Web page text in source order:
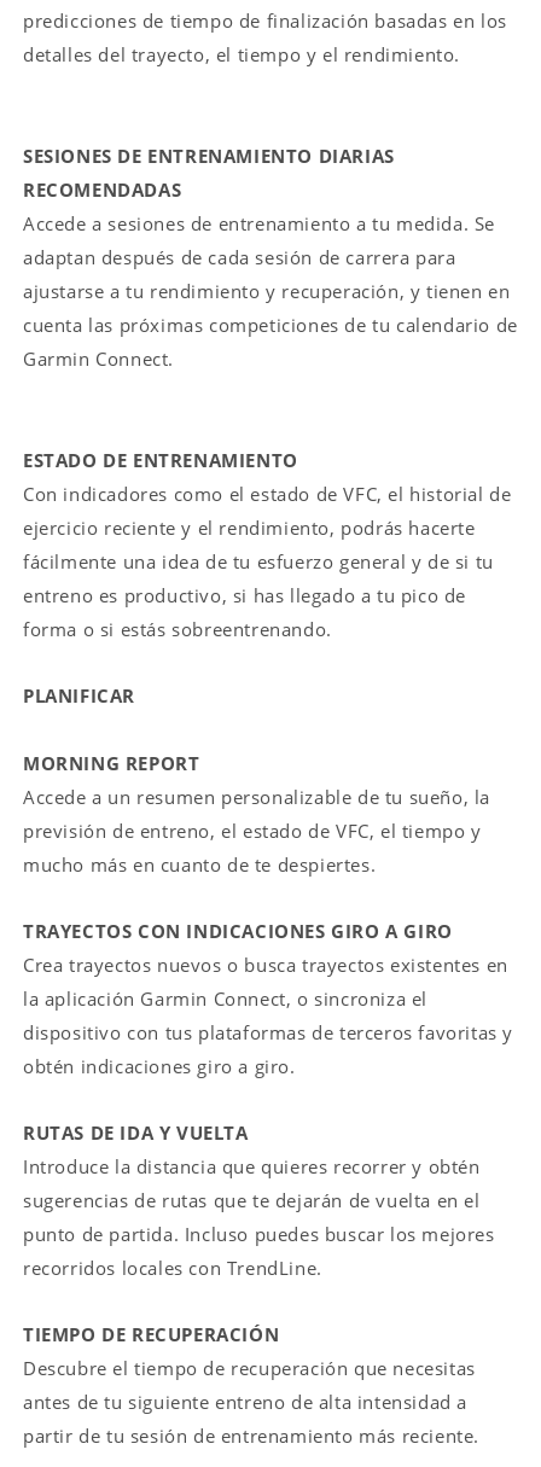
predicciones de tiempo de finalización basadas en los
detalles del trayecto, el tiempo y el rendimiento.
SESIONES DE ENTRENAMIENTO DIARIAS
RECOMENDADAS
Accede a sesiones de entrenamiento a tu medida. Se
adaptan después de cada sesión de carrera para
ajustarse a tu rendimiento y recuperación, y tienen en
cuenta las próximas competiciones de tu calendario de
Garmin Connect.
ESTADO DE ENTRENAMIENTO
Con indicadores como el estado de VFC, el historial de
ejercicio reciente y el rendimiento, podrás hacerte
fácilmente una idea de tu esfuerzo general y de si tu
entreno es productivo, si has llegado a tu pico de
forma o si estás sobreentrenando.
PLANIFICAR
MORNING REPORT
Accede a un resumen personalizable de tu sueño, la
previsión de entreno, el estado de VFC, el tiempo y
mucho más en cuanto de te despiertes.
TRAYECTOS CON INDICACIONES GIRO A GIRO
Crea trayectos nuevos o busca trayectos existentes en
la aplicación Garmin Connect, o sincroniza el
dispositivo con tus plataformas de terceros favoritas y
obtén indicaciones giro a giro.
RUTAS DE IDA Y VUELTA
Introduce la distancia que quieres recorrer y obtén
sugerencias de rutas que te dejarán de vuelta en el
punto de partida. Incluso puedes buscar los mejores
recorridos locales con TrendLine.
TIEMPO DE RECUPERACIÓN
Descubre el tiempo de recuperación que necesitas
antes de tu siguiente entreno de alta intensidad a
partir de tu sesión de entrenamiento más reciente.